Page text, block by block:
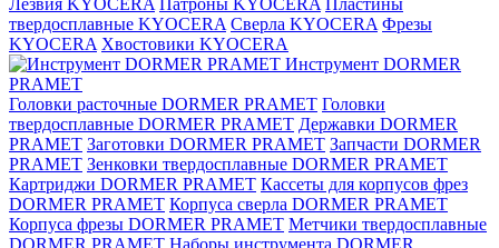
Лезвия KYOCERA Патроны KYOCERA
Пластины
твердосплавные KYOCERA Сверла KYOCERA Фрезы
KYOCERA Хвостовики KYOCERA
Инструмент DORMER
PRAMET
Головки расточные DORMER PRAMET Головки
твердосплавные DORMER PRAMET Державки DORMER
PRAMET Заготовки DORMER PRAMET Запчасти DORMER
PRAMET Зенковки твердосплавные DORMER PRAMET
Картриджи DORMER PRAMET Кассеты для корпусов фрез
DORMER PRAMET Корпуса сверла DORMER PRAMET
Корпуса фрезы DORMER PRAMET Метчики твердосплавные